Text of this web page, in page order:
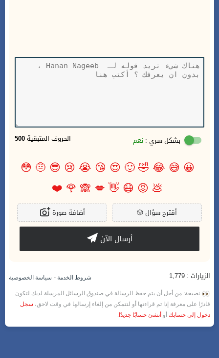
500 الحروف المتبقية بشكل سري : نعم
😀
😅
😂
🤣
🙂
😍
😘
😭
😢
😎
🤨
😳
💩
😡
😷
👋
💋
🙈
🌹
❤️
🎲أقترح سؤال أضافة صورة
أرسال الآن
الزيارات : 1,779 شروط الخدمة - سياسة الخصوصية
نصيحة: من أجل أن يتم حفظ الرسالة في صندوق الرسائل المرسلة لديك لتكون
قادرًا على معرفة إذا تم قراءتها أو لتتمكن من إلغاء إرسالها في وقت لاحق، سجل
دخول إلى حسابك أو أنشئ حسابًا جديدًا .